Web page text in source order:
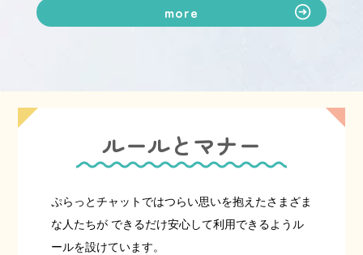
more
ルールとマナー
ぷらっとチャットではつらい思いを抱えたさまざま
な人たちができるだけ安心して利用できるようル
ールを設けています。